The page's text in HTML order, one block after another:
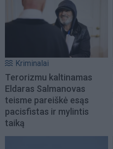
Kriminalai
Terorizmu kaltinamas
Eldaras Salmanovas
teisme pareiškė esąs
pacisfistas ir mylintis
taiką